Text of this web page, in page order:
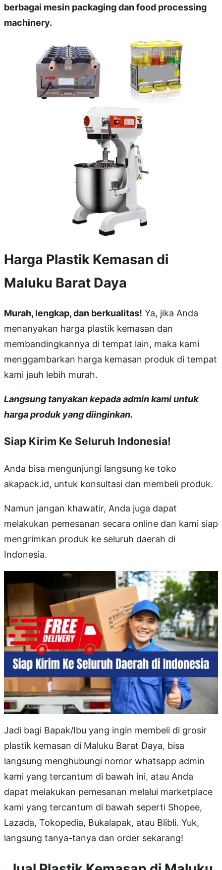
berbagai mesin packaging dan food processing
machinery.
Harga Plastik Kemasan di
Maluku Barat Daya
Murah, lengkap, dan berkualitas! Ya, jika Anda
menanyakan harga plastik kemasan dan
membandingkannya di tempat lain, maka kami
menggambarkan harga kemasan produk di tempat
kami jauh lebih murah.
Langsung tanyakan kepada admin kami untuk
harga produk yang diinginkan.
Siap Kirim Ke Seluruh Indonesia!
Anda bisa mengunjungi langsung ke toko
akapack.id, untuk konsultasi dan membeli produk.
Namun jangan khawatir, Anda juga dapat
melakukan pemesanan secara online dan kami siap
mengrimkan produk ke seluruh daerah di
Indonesia.
Jadi bagi Bapak/Ibu yang ingin membeli di grosir
plastik kemasan di Maluku Barat Daya, bisa
langsung menghubungi nomor whatsapp admin
kami yang tercantum di bawah ini, atau Anda
dapat melakukan pemesanan melalui marketplace
kami yang tercantum di bawah seperti Shopee,
Lazada, Tokopedia, Bukalapak, atau Blibli. Yuk,
langsung tanya-tanya dan order sekarang!